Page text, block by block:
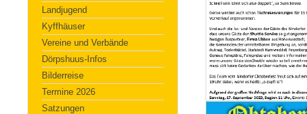
Landjugend
Kyffhäuser
Vereine und Verbände
Dörpshuus-Infos
Bilderreise
Termine 2026
Satzungen